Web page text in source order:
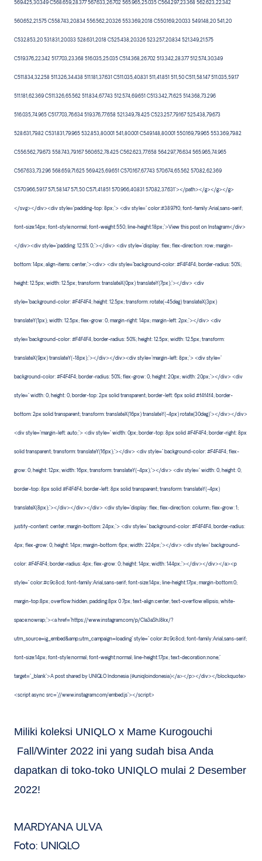
569.425,30.349 C568.659,28.377 567.633,26.702 565.965,25.035 C564.297,23.368 562.623,22.342
560.652,21.575 C558.743,20.834 556.562,20.326 553.369,20.18 C550.169,20.033 549.148,20 541,20
C532.853,20 531.831,20.033 528.631,20.18 C525.438,20.326 523.257,20.834 521.349,21.575
C519.376,22.342 517.703,23.368 516.035,25.035 C514.368,26.702 513.342,28.377 512.574,30.349
C511.834,32.258 511.326,34.438 511.181,37.631 C511.035,40.831 511,41.851 511,50 C511,58.147 511.035,59.17
511.181,62.369 C511.326,65.562 511.834,67.743 512.574,69.651 C513.342,71.625 514.368,73.296
516.035,74.965 C517.703,76.634 519.376,77.658 521.349,78.425 C523.257,79.167 525.438,79.673
528.631,79.82 C531.831,79.965 532.853,80.001 541,80.001 C549.148,80.001 550.169,79.965 553.369,79.82
C556.562,79.673 558.743,79.167 560.652,78.425 C562.623,77.658 564.297,76.634 565.965,74.965
C567.633,73.296 568.659,71.625 569.425,69.651 C570.167,67.743 570.674,65.562 570.82,62.369
C570.966,59.17 571,58.147 571,50 C571,41.851 570.966,40.831 570.82,37.631"></path></g></g></g>
</svg></div><div style="padding-top: 8px;"> <div style=" color:#3897f0; font-family:Arial,sans-serif;
font-size:14px; font-style:normal; font-weight:550; line-height:18px;">View this post on Instagram</div>
</div><div style="padding: 12.5% 0;"></div> <div style="display: flex; flex-direction: row; margin-
bottom: 14px; align-items: center;"><div> <div style="background-color: #F4F4F4; border-radius: 50%;
height: 12.5px; width: 12.5px; transform: translateX(0px) translateY(7px);"></div> <div
style="background-color: #F4F4F4; height: 12.5px; transform: rotate(-45deg) translateX(3px)
translateY(1px); width: 12.5px; flex-grow: 0; margin-right: 14px; margin-left: 2px;"></div> <div
style="background-color: #F4F4F4; border-radius: 50%; height: 12.5px; width: 12.5px; transform:
translateX(9px) translateY(-18px);"></div></div><div style="margin-left: 8px;"> <div style="
background-color: #F4F4F4; border-radius: 50%; flex-grow: 0; height: 20px; width: 20px;"></div> <div
style=" width: 0; height: 0; border-top: 2px solid transparent; border-left: 6px solid #f4f4f4; border-
bottom: 2px solid transparent; transform: translateX(16px) translateY(-4px) rotate(30deg)"></div></div>
<div style="margin-left: auto;"> <div style=" width: 0px; border-top: 8px solid #F4F4F4; border-right: 8px
solid transparent; transform: translateY(16px);"></div> <div style=" background-color: #F4F4F4; flex-
grow: 0; height: 12px; width: 16px; transform: translateY(-4px);"></div> <div style=" width: 0; height: 0;
border-top: 8px solid #F4F4F4; border-left: 8px solid transparent; transform: translateY(-4px)
translateX(8px);"></div></div></div> <div style="display: flex; flex-direction: column; flex-grow: 1;
justify-content: center; margin-bottom: 24px;"> <div style=" background-color: #F4F4F4; border-radius:
4px; flex-grow: 0; height: 14px; margin-bottom: 6px; width: 224px;"></div> <div style=" background-
color: #F4F4F4; border-radius: 4px; flex-grow: 0; height: 14px; width: 144px;"></div></div></a><p
style=" color:#c9c8cd; font-family:Arial,sans-serif; font-size:14px; line-height:17px; margin-bottom:0;
margin-top:8px; overflow:hidden; padding:8px 0 7px; text-align:center; text-overflow:ellipsis; white-
space:nowrap;"><a href="https://www.instagram.com/p/Cla3aShJ8kx/?
utm_source=ig_embed&amp;utm_campaign=loading" style=" color:#c9c8cd; font-family:Arial,sans-serif;
font-size:14px; font-style:normal; font-weight:normal; line-height:17px; text-decoration:none;"
target="_blank">A post shared by UNIQLO Indonesia (@uniqloindonesia)</a></p></div></blockquote>
<script async src="//www.instagram.com/embed.js"></script>
Miliki koleksi UNIQLO x Mame Kurogouchi
Fall/Winter 2022 ini yang sudah bisa Anda
dapatkan di toko-toko UNIQLO mulai 2 Desember
2022!
MARDYANA ULVA
Foto: UNIQLO